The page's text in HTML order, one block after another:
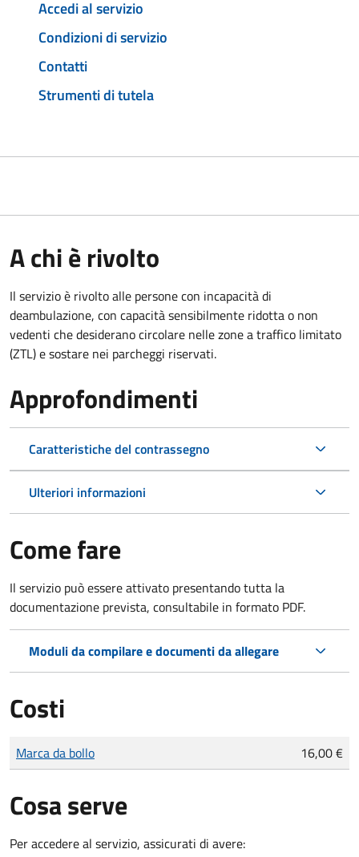
Accedi al servizio
Condizioni di servizio
Contatti
Strumenti di tutela
A chi è rivolto
Il servizio è rivolto alle persone con incapacità di
deambulazione, con capacità sensibilmente ridotta o non
vedenti che desiderano circolare nelle zone a traffico limitato
(ZTL) e sostare nei parcheggi riservati.
Approfondimenti
Caratteristiche del contrassegno
Ulteriori informazioni
Come fare
Il servizio può essere attivato presentando tutta la
documentazione prevista, consultabile in formato PDF.
Moduli da compilare e documenti da allegare
Costi
Tipo di pagamento
Importo
Marca da bollo 16,00 €
Cosa serve
Per accedere al servizio, assicurati di avere: